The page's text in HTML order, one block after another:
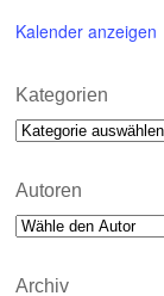
Kalender anzeigen
Kategorien
Kategorien
Autoren
Archiv